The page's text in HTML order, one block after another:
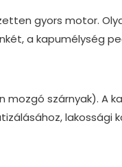
gyors motor.
a kapumélység
szárnyak). A
lakossági